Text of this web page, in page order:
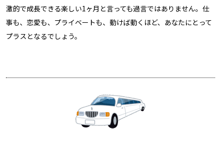
激的で成長できる楽しい1ヶ月と言っても過言ではありません。仕
事も、恋愛も、プライベートも、動けば動くほど、あなたにとって
プラスとなるでしょう。